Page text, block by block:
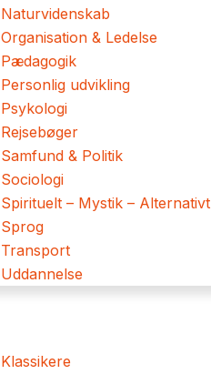
Naturvidenskab
Organisation & Ledelse
Pædagogik
Personlig udvikling
Psykologi
Rejsebøger
Samfund & Politik
Sociologi
Spirituelt – Mystik – Alternativt
Sprog
Transport
Uddannelse
Klassikere